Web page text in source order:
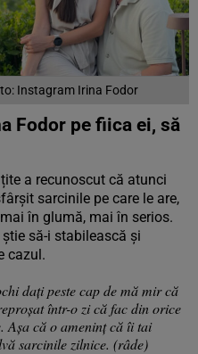
Instagram Irina Fodor
Fodor pe fiica ei, să
a recunoscut că atunci
sarcinile pe care le are,
în glumă, mai în serios.
să-i stabilească și
cazul.
dați peste cap de mă mir că
într-o zi că fac din orice
Așa că o ameninț că îi tai
sarcinile zilnice. (râde)